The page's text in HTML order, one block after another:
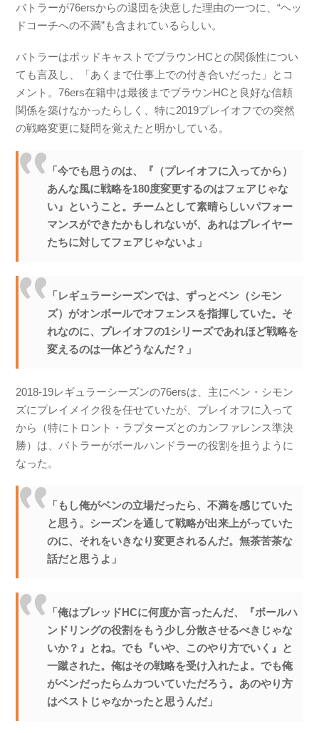
バトラーが76ersからの退団を決意した理由の一つに、“ヘッ
ドコーチへの不満”も含まれているらしい。
バトラーはポッドキャストでブラウンHCとの関係性につい
ても言及し、「あくまで仕事上での付き合いだった」とコ
メント。76ers在籍中は最後までブラウンHCと良好な信頼
関係を築けなかったらしく、特に2019プレイオフでの突然
の戦略変更に疑問を覚えたと明かしている。
「今でも思うのは、『（プレイオフに入ってから）
あんな風に戦略を180度変更するのはフェアじゃな
い』ということ。チームとして素晴らしいパフォー
マンスができたかもしれないが、あれはプレイヤー
たちに対してフェアじゃないよ」
「レギュラーシーズンでは、ずっとベン（シモン
ズ）がオンボールでオフェンスを指揮していた。そ
れなのに、プレイオフの1シリーズであれほど戦略を
変えるのは一体どうなんだ？」
2018-19レギュラーシーズンの76ersは、主にベン・シモン
ズにプレイメイク役を任せていたが、プレイオフに入って
から（特にトロント・ラプターズとのカンファレンス準決
勝）は、バトラーがボールハンドラーの役割を担うように
なった。
「もし俺がベンの立場だったら、不満を感じていた
と思う。シーズンを通して戦略が出来上がっていた
のに、それをいきなり変更されるんだ。無茶苦茶な
話だと思うよ」
「俺はブレッドHCに何度か言ったんだ、『ボールハ
ンドリングの役割をもう少し分散させるべきじゃな
いか？』とね。でも『いや、このやり方でいく』と
一蹴された。俺はその戦略を受け入れたよ。でも俺
がベンだったらムカついていただろう。あのやり方
はベストじゃなかったと思うんだ」